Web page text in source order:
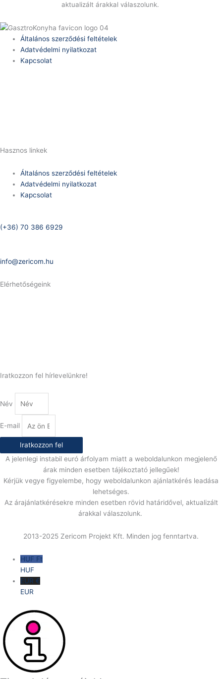
aktualizált árakkal válaszolunk.
Általános szerződési feltételek
Adatvédelmi nyilatkozat
Kapcsolat
Hasznos linkek
Általános szerződési feltételek
Adatvédelmi nyilatkozat
Kapcsolat
(+36) 70 386 6929
info@zericom.hu
Elérhetőségeink
Iratkozzon fel hírlevelünkre!
Név
E-mail
Iratkozzon fel
A jelenlegi instabil euró árfolyam miatt a weboldalunkon megjelenő
árak minden esetben tájékoztató jellegűek!
Kérjük vegye figyelembe, hogy weboldalunkon ajánlatkérés leadása
lehetséges.
Az árajánlatkérésekre minden esetben rövid határidővel, aktualizált
árakkal válaszolunk.
2013-2025 Zericom Projekt Kft. Minden jog fenntartva.
HUF Ft
HUF
EUR €
EUR